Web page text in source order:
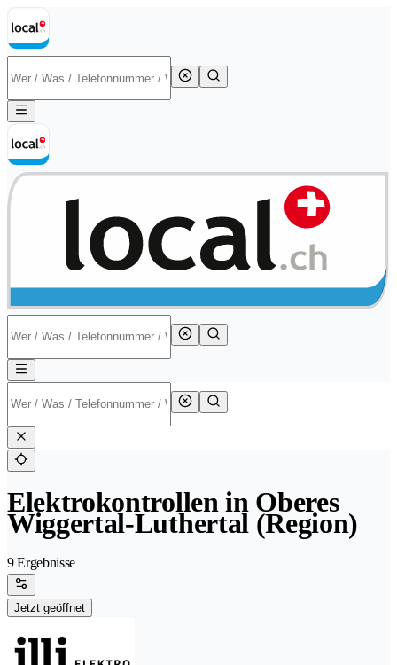
Elektrokontrollen in Oberes
Wiggertal-Luthertal (Region)
9 Ergebnisse
Jetzt geöffnet